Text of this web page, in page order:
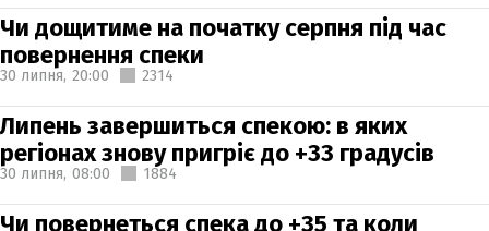
Чи дощитиме на початку серпня під час
повернення спеки
30 липня, 20:00 2314
Липень завершиться спекою: в яких
регіонах знову пригріє до +33 градусів
30 липня, 08:00 1884
Чи повернеться спека до +35 та коли